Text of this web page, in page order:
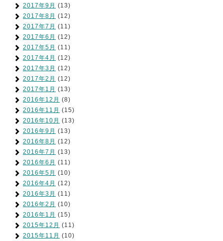
2017年9月 (13)
2017年8月 (12)
2017年7月 (11)
2017年6月 (12)
2017年5月 (11)
2017年4月 (12)
2017年3月 (12)
2017年2月 (12)
2017年1月 (13)
2016年12月 (8)
2016年11月 (15)
2016年10月 (13)
2016年9月 (13)
2016年8月 (12)
2016年7月 (13)
2016年6月 (11)
2016年5月 (10)
2016年4月 (12)
2016年3月 (11)
2016年2月 (10)
2016年1月 (15)
2015年12月 (11)
2015年11月 (10)